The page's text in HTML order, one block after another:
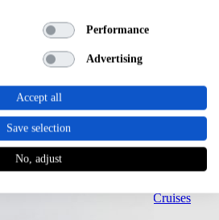
einfach im warmen Wasser
„Mein Schiff 6“ ist beides
möglich. …
TUI Cruises
Performance
Advertising
Accept all
Save selection
No, adjust